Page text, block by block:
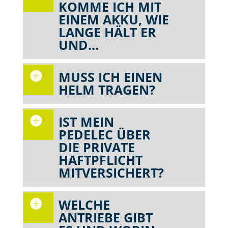
KOMME ICH MIT
EINEM AKKU, WIE
LANGE HÄLT ER
UND...
MUSS ICH EINEN
HELM TRAGEN?
IST MEIN
PEDELEC ÜBER
DIE PRIVATE
HAFTPFLICHT
MITVERSICHERT?
WELCHE
ANTRIEBE GIBT